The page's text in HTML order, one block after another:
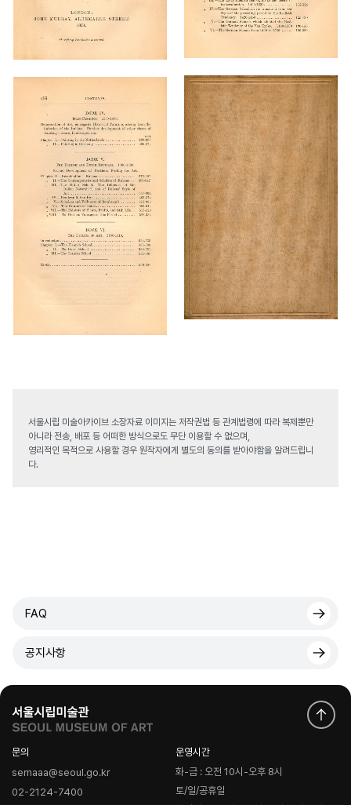
서울시립 미술아카이브 소장자료 이미지는 저작권법 등 관계법령에 따라 복제뿐만
아니라 전송, 배포 등 어떠한 방식으로도 무단 이용할 수 없으며,
영리적인 목적으로 사용할 경우 원작자에게 별도의 동의를 받아야함을 알려드립니
다.
FAQ
공지사항
문의
semaaa@seoul.go.kr
02-2124-7400
운영시간
화-금 : 오전 10시-오후 8시
토/일/공휴일